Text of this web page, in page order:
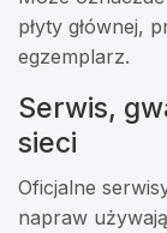
płyty głównej,
egzemplarz.
Serwis,
sieci
Oficjalne
napraw